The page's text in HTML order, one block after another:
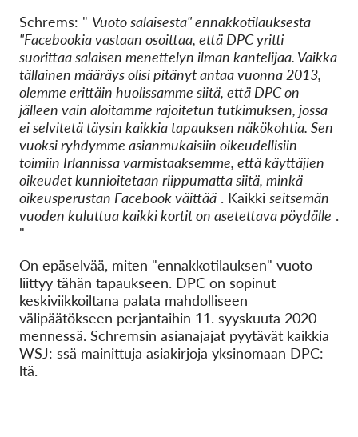
Schrems: " Vuoto salaisesta" ennakkotilauksesta
"Facebookia vastaan osoittaa, että DPC yritti
suorittaa salaisen menettelyn ilman kantelijaa. Vaikka
tällainen määräys olisi pitänyt antaa vuonna 2013,
olemme erittäin huolissamme siitä, että DPC on
jälleen vain aloitamme rajoitetun tutkimuksen, jossa
ei selvitetä täysin kaikkia tapauksen näkökohtia. Sen
vuoksi ryhdymme asianmukaisiin oikeudellisiin
toimiin Irlannissa varmistaaksemme, että käyttäjien
oikeudet kunnioitetaan riippumatta siitä, minkä
oikeusperustan Facebook väittää . Kaikki seitsemän
vuoden kuluttua kaikki kortit on asetettava pöydälle .
"
On epäselvää, miten "ennakkotilauksen" vuoto
liittyy tähän tapaukseen. DPC on sopinut
keskiviikkoiltana palata mahdolliseen
välipäätökseen perjantaihin 11. syyskuuta 2020
mennessä. Schremsin asianajajat pyytävät kaikkia
WSJ: ssä mainittuja asiakirjoja yksinomaan DPC:
ltä.